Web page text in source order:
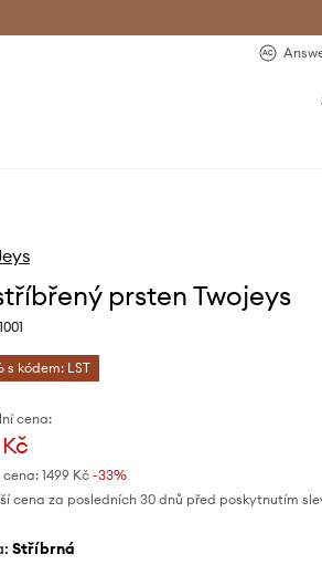
prsten Twojeys
s kódem: LST
cena:
cena: 1499 Kč-33%
cena za posledních 30 dnů před poskytnutím
stříbrná